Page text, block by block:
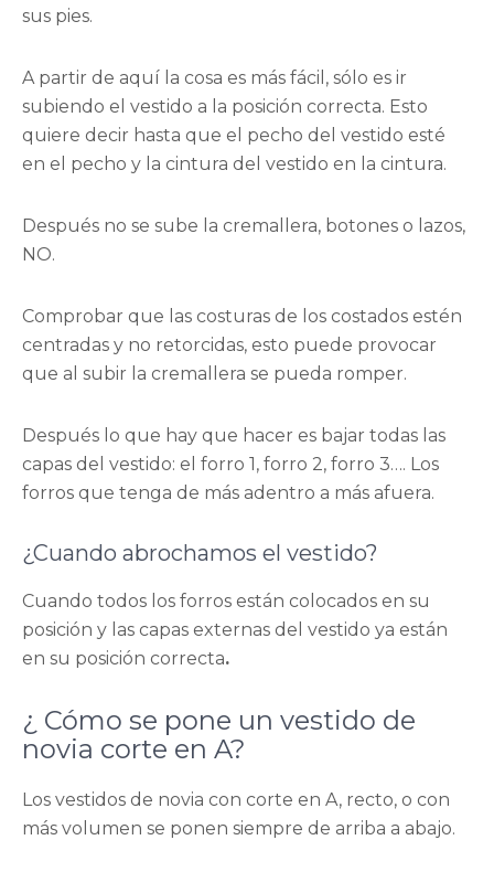
sus pies.
A partir de aquí la cosa es más fácil, sólo es ir
subiendo el vestido a la posición correcta. Esto
quiere decir hasta que el pecho del vestido esté
en el pecho y la cintura del vestido en la cintura.
Después no se sube la cremallera, botones o lazos,
NO.
Comprobar que las costuras de los costados estén
centradas y no retorcidas, esto puede provocar
que al subir la cremallera se pueda romper.
Después lo que hay que hacer es bajar todas las
capas del vestido: el forro 1, forro 2, forro 3…. Los
forros que tenga de más adentro a más afuera.
¿Cuando abrochamos el vestido?
Cuando todos los forros están colocados en su
posición y las capas externas del vestido ya están
en su posición correcta.
¿ Cómo se pone un vestido de
novia corte en A?
Los vestidos de novia con corte en A, recto, o con
más volumen se ponen siempre de arriba a abajo.